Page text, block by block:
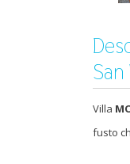
San
Villa
fusto